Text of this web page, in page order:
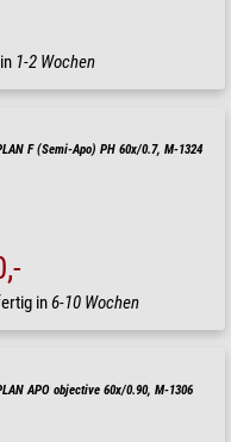
1-2 Wochen
F (Semi-Apo) PH 60x/0.7, M-1324
in6-10 Wochen
APO objective 60x/0.90, M-1306